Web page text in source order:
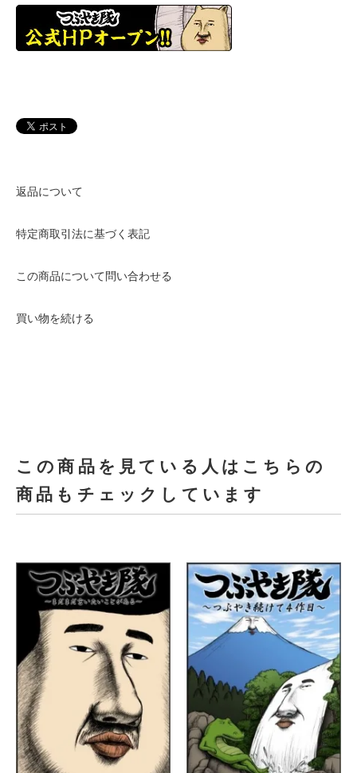
返品について
特定商取引法に基づく表記
この商品について問い合わせる
買い物を続ける
この商品を見ている人はこちらの
商品もチェックしています